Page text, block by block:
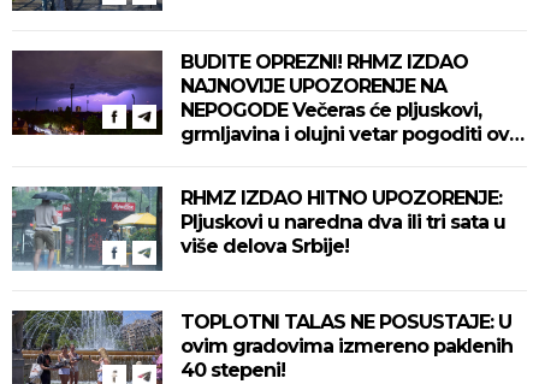
BUDITE OPREZNI! RHMZ IZDAO
NAJNOVIJE UPOZORENJE NA
NEPOGODE Večeras će pljuskovi,
grmljavina i olujni vetar pogoditi ove
RHMZ IZDAO HITNO UPOZORENJE:
Pljuskovi u naredna dva ili tri sata u
više delova Srbije!
TOPLOTNI TALAS NE POSUSTAJE: U
ovim gradovima izmereno paklenih
40 stepeni!